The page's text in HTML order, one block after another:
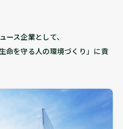
ス企業として、
命を守る人の環境づくり」に貢